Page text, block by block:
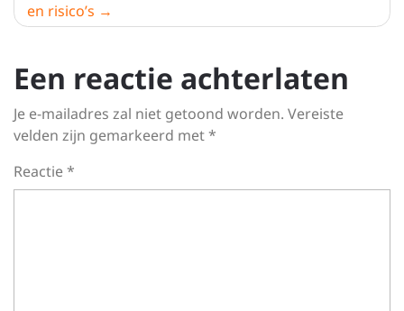
en risico’s
Een reactie achterlaten
Je e-mailadres zal niet getoond worden. Vereiste
velden zijn gemarkeerd met*
Reactie*